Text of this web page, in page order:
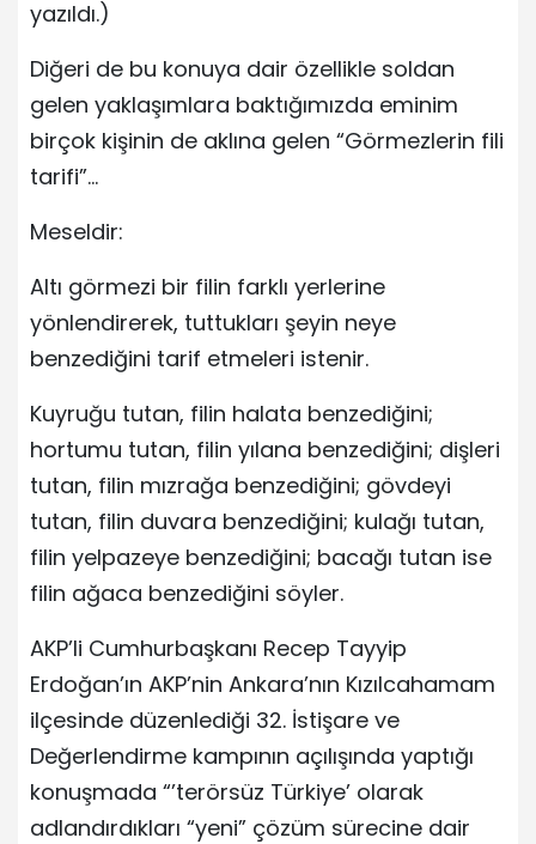
yazıldı.)
Diğeri de bu konuya dair özellikle soldan
gelen yaklaşımlara baktığımızda eminim
birçok kişinin de aklına gelen “Görmezlerin fili
tarifi”…
Meseldir:
Altı görmezi bir filin farklı yerlerine
yönlendirerek, tuttukları şeyin neye
benzediğini tarif etmeleri istenir.
Kuyruğu tutan, filin halata benzediğini;
hortumu tutan, filin yılana benzediğini; dişleri
tutan, filin mızrağa benzediğini; gövdeyi
tutan, filin duvara benzediğini; kulağı tutan,
filin yelpazeye benzediğini; bacağı tutan ise
filin ağaca benzediğini söyler.
AKP’li Cumhurbaşkanı Recep Tayyip
Erdoğan’ın AKP’nin Ankara’nın Kızılcahamam
ilçesinde düzenlediği 32. İstişare ve
Değerlendirme kampının açılışında yaptığı
konuşmada “’terörsüz Türkiye’ olarak
adlandırdıkları “yeni” çözüm sürecine dair